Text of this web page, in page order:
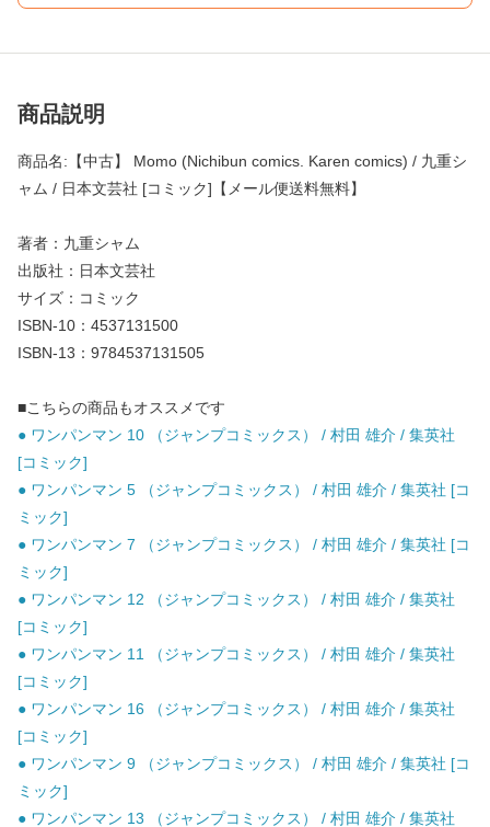
商品説明
商品名:【中古】 Momo (Nichibun comics. Karen comics) / 九重シ
ャム / 日本文芸社 [コミック]【メール便送料無料】
著者：九重シャム
出版社：日本文芸社
サイズ：コミック
ISBN-10：4537131500
ISBN-13：9784537131505
■こちらの商品もオススメです
● ワンパンマン 10 （ジャンプコミックス） / 村田 雄介 / 集英社
[コミック]
● ワンパンマン 5 （ジャンプコミックス） / 村田 雄介 / 集英社 [コ
ミック]
● ワンパンマン 7 （ジャンプコミックス） / 村田 雄介 / 集英社 [コ
ミック]
● ワンパンマン 12 （ジャンプコミックス） / 村田 雄介 / 集英社
[コミック]
● ワンパンマン 11 （ジャンプコミックス） / 村田 雄介 / 集英社
[コミック]
● ワンパンマン 16 （ジャンプコミックス） / 村田 雄介 / 集英社
[コミック]
● ワンパンマン 9 （ジャンプコミックス） / 村田 雄介 / 集英社 [コ
ミック]
● ワンパンマン 13 （ジャンプコミックス） / 村田 雄介 / 集英社